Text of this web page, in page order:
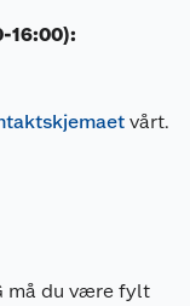
16:00):
vårt.
må du være fylt